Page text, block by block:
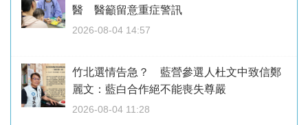
醫 醫籲留意重症警訊
2026-08-04 14:57
竹北選情告急？ 藍營參選人杜文中致信鄭
麗文：藍白合作絕不能喪失尊嚴
2026-08-04 11:28